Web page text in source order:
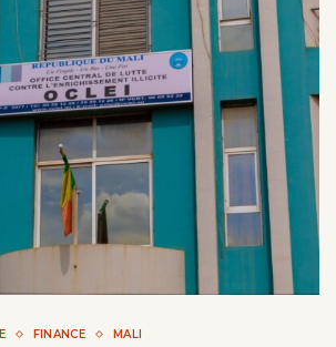
FINANCE MALI